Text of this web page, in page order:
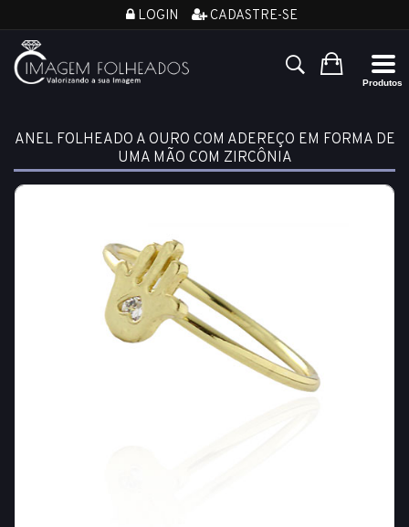
LOGIN CADASTRE-SE
ANEL FOLHEADO A OURO COM ADEREÇO EM FORMA DE
UMA MÃO COM ZIRCÔNIA